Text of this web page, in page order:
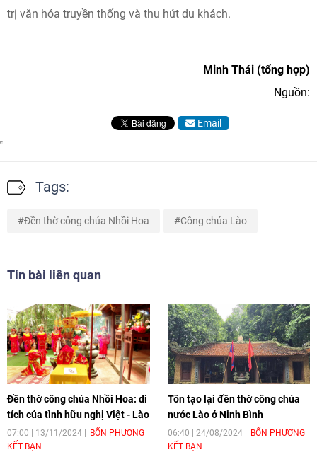
trị văn hóa truyền thống và thu hút du khách.
Minh Thái (tổng hợp)
Nguồn:
Email
Tags:
Đền thờ công chúa Nhồi Hoa Công chúa Lào
Tin bài liên quan
Đền thờ công chúa Nhồi Hoa: di
tích của tình hữu nghị Việt - Lào
07:00 | 13/11/2024
BỐN PHƯƠNG
KẾT BẠN
Tôn tạo lại đền thờ công chúa
nước Lào ở Ninh Bình
06:40 | 24/08/2024
BỐN PHƯƠNG
KẾT BẠN